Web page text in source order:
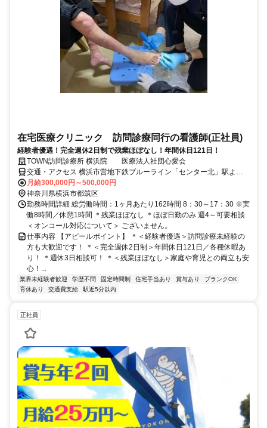
在宅医療クリニック 訪問診療同行の看護師(正社員)
経験者優遇！完全週休2日制で残業ほぼなし！年間休日121日！
TOWN訪問診療所 横浜院 医療法人社団心愛会
交通・アクセス 横浜市営地下鉄ブルーライン「センター北」駅より
徒歩2分 ※転勤なし
月給300,000円～500,000円
神奈川県横浜市都筑区
勤務時間詳細 総労働時間：1ヶ月あたり162時間 8：30～17：30 ※実
働8時間／休憩1時間 ＊残業ほぼなし ＊ほぼ日勤のみ 週4～可要相談
＜オンコール対応について＞ ございません。
仕事内容 【アピールポイント】 ＊＜経験者優遇＞訪問診療未経験の
方も大歓迎です！ ＊＜完全週休2日制＞年間休日121日／各種休暇あ
り！ ＊週休3日相談可！ ＊＜残業ほぼなし＞家庭や育児との両立も安
心！...
業界未経験者歓迎 学歴不問 固定時間制 住宅手当あり 賞与あり
ブランクOK
育休あり
交通費支給 駅近5分以内
正社員